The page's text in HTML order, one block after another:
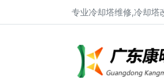
专业冷却塔维修,冷却塔